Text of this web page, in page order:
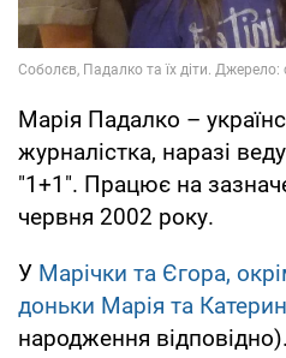
Марія Падалко –
журналістка, наразі
"1+1". Працює на
червня 2002 року.
У Марічки та Єгора,
доньки Марія та
народження відповідно).